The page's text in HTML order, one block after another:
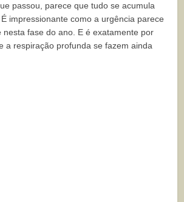
passou, parece que tudo se acumula
impressionante como a urgência parece
nesta fase do ano. E é exatamente por
a respiração profunda se fazem ainda